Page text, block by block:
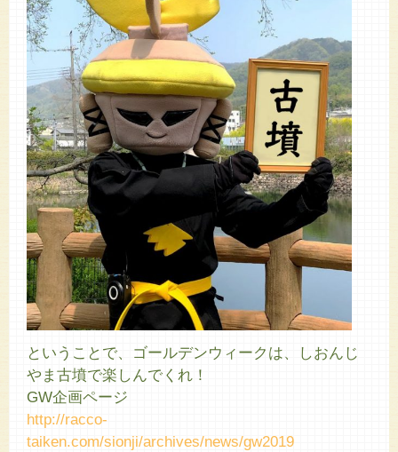
ということで、ゴールデンウィークは、しおんじ
やま古墳で楽しんでくれ！
GW企画ページ
http://racco-
taiken.com/sionji/archives/news/gw2019